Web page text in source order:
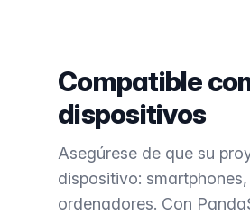
Compatible
dispositivos
Asegúrese de que su
dispositivo:
ordenadores. Con